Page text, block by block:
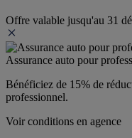
Offre valable jusqu'au 31
Assurance auto pour
Bénéficiez de 15% de
professionnel.
Voir conditions en agence